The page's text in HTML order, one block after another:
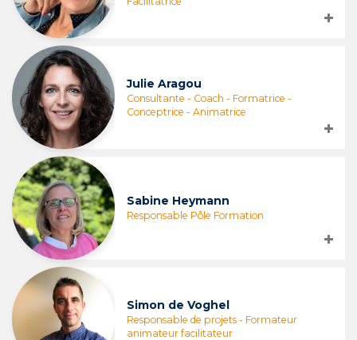
Julie Aragou
Consultante - Coach - Formatrice -
Conceptrice - Animatrice
Sabine Heymann
Responsable Pôle Formation
Simon de Voghel
Responsable de projets - Formateur
animateur facilitateur